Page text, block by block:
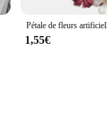
1,55€